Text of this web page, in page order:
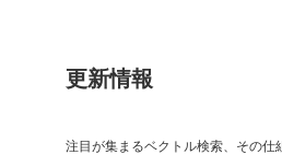
更新情報
注目が集まるベクトル検索、その仕